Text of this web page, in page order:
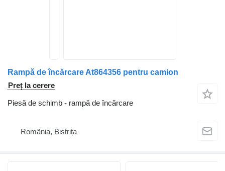
Rampă de încărcare At864356 pentru camion
Preț la cerere
Piesă de schimb - rampă de încărcare
România, Bistrița